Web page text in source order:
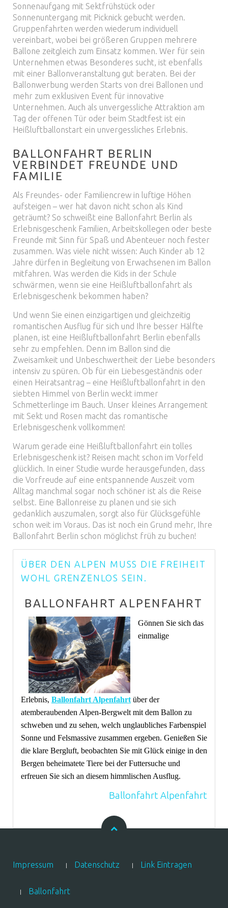
Sonnenaufgang mit Sektfrühstück oder
Sonnenuntergang mit Picknick gebucht werden.
Gruppenfahrten werden wiederum individuell
vereinbart, wobei bei größeren Gruppen mehrere
Ballone zeitgleich zum Einsatz kommen. Wer für sein
Unternehmen etwas Besonderes sucht, ist ebenfalls
mit einer Ballonveranstaltung gut beraten. Bei der
Ballonwerbung werden Starts von drei Ballonen und
mehr zum exklusiven Event für innovative
Unternehmen. Auch als unvergessliche Attraktion am
Tag der offenen Tür oder beim Stadtfest ist ein
Heißluftballonstart ein unvergessliches Erlebnis.
BALLONFAHRT BERLIN
VERBINDET FREUNDE UND
FAMILIE
Als Freundes- oder Familiencrew in luftige Höhen
aufsteigen – wer hat davon nicht schon als Kind
geträumt? So schweißt eine Ballonfahrt Berlin als
Erlebnisgeschenk Familien, Arbeitskollegen oder beste
Freunde mit Sinn für Spaß und Abenteuer noch fester
zusammen. Was viele nicht wissen: Auch Kinder ab 12
Jahre dürfen in Begleitung von Erwachsenen im Ballon
mitfahren. Was werden die Kids in der Schule
schwärmen, wenn sie eine Heißluftballonfahrt als
Erlebnisgeschenk bekommen haben?
Und wenn Sie einen einzigartigen und gleichzeitig
romantischen Ausflug für sich und Ihre besser Hälfte
planen, ist eine Heißluftballonfahrt Berlin ebenfalls
sehr zu empfehlen. Denn im Ballon sind die
Zweisamkeit und Unbeschwertheit der Liebe besonders
intensiv zu spüren. Ob für ein Liebesgeständnis oder
einen Heiratsantrag – eine Heißluftballonfahrt in den
siebten Himmel von Berlin weckt immer
Schmetterlinge im Bauch. Unser kleines Arrangement
mit Sekt und Rosen macht das romantische
Erlebnisgeschenk vollkommen!
Warum gerade eine Heißluftballonfahrt ein tolles
Erlebnisgeschenk ist? Reisen macht schon im Vorfeld
glücklich. In einer Studie wurde herausgefunden, dass
die Vorfreude auf eine entspannende Auszeit vom
Alltag manchmal sogar noch schöner ist als die Reise
selbst. Eine Ballonreise zu planen und sie sich
gedanklich auszumalen, sorgt also für Glücksgefühle
schon weit im Voraus. Das ist noch ein Grund mehr, Ihre
Ballonfahrt Berlin schon möglichst früh zu buchen!
ÜBER DEN ALPEN MUSS DIE FREIHEIT
WOHL GRENZENLOS SEIN.
BALLONFAHRT ALPENFAHRT
Gönnen Sie sich das
einmalige
Erlebnis, Ballonfahrt Alpenfahrt über der
atemberaubenden Alpen-Bergwelt mit dem Ballon zu
schweben und zu sehen, welch unglaubliches Farbenspiel
Sonne und Felsmassive zusammen ergeben. Genießen Sie
die klare Bergluft, beobachten Sie mit Glück einige in den
Bergen beheimatete Tiere bei der Futtersuche und
erfreuen Sie sich an diesem himmlischen Ausflug.
Ballonfahrt Alpenfahrt
Impressum Datenschutz Link Eintragen
Ballonfahrt